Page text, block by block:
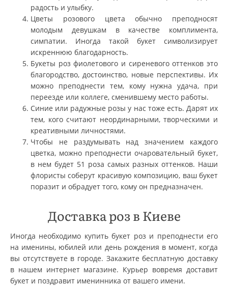
радость и улыбку.
Цветы розового цвета обычно преподносят
молодым девушкам в качестве комплимента,
симпатии. Иногда такой букет символизирует
искреннюю благодарность.
Букеты роз фиолетового и сиреневого оттенков это
благородство, достоинство, новые перспективы. Их
можно преподнести тем, кому нужна удача, при
переезде или коллеге, сменившему место работы.
Синие или радужные розы у нас тоже есть. Дарят их
тем, кого считают неординарными, творческими и
креативными личностями.
Чтобы не раздумывать над значением каждого
цветка, можно преподнести очаровательный букет,
в нем будет 51 роза самых разных оттенков. Наши
флористы соберут красивую композицию, ваш букет
поразит и обрадует того, кому он предназначен.
Доставка роз в Киеве
Иногда необходимо купить букет роз и преподнести его
на именины, юбилей или день рождения в момент, когда
вы отсутствуете в городе. Закажите бесплатную доставку
в нашем интернет магазине. Курьер вовремя доставит
букет и поздравит именинника от вашего имени.